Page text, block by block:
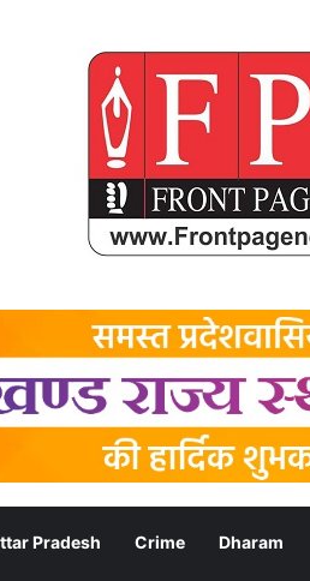
Pradesh Crime Dharam